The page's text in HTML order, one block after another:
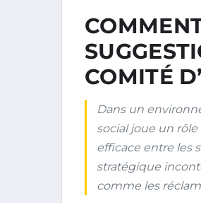
COMITÉ
Dans un
social joue un
efficace entre les
stratégique
comme les